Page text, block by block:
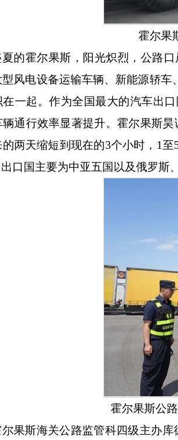
霍尔果
夏的霍尔果斯，阳光炽烈，公路
风电设备运输车辆、新能源轿
在一起。作为全国最大的汽车出
辆通行效率显著提升。霍尔果斯
的两天缩短到现在的3个小时，1
口国主要为中亚五国以及俄罗斯
霍尔果斯公
果斯海关公路监管科四级主办库